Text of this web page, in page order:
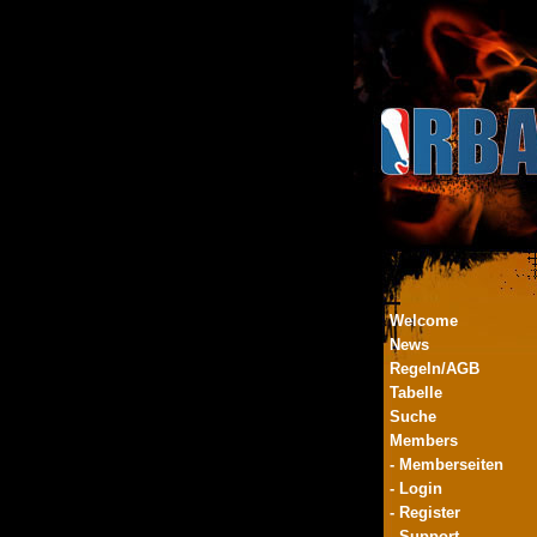
Welcome
News
Regeln/AGB
Tabelle
Suche
Members
- Memberseiten
- Login
- Register